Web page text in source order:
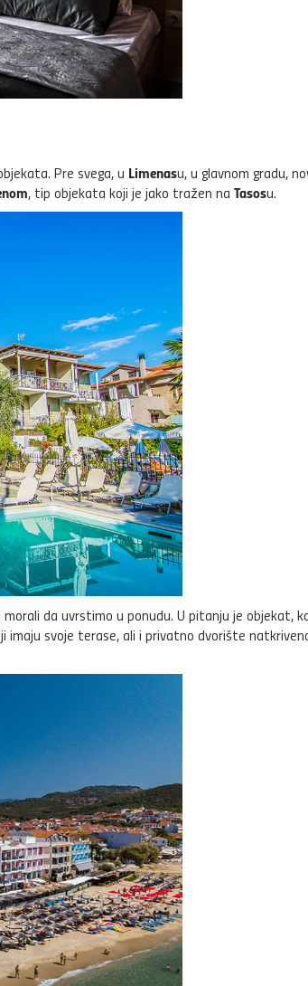
Pre svega, u Limenasu, u glavnom gradu,
, tip objekata koji je jako tražen na Tasosu.
da uvrstimo u ponudu. U pitanju je objekat,
imaju svoje terase, ali i privatno dvorište